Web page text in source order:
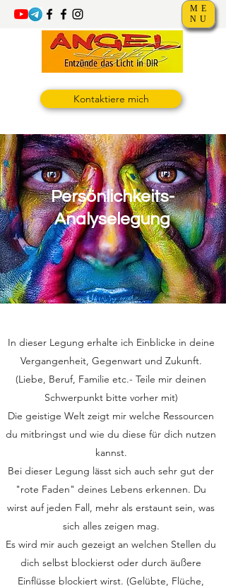
ME
NU
Kontaktiere mich
Persönlichkeits-
Analyselegung
In dieser Legung erhalte ich Einblicke in deine
Vergangenheit, Gegenwart und Zukunft.
(Liebe, Beruf, Familie etc.- Teile mir deinen
Schwerpunkt bitte vorher mit)
Die geistige Welt zeigt mir welche Ressourcen
du mitbringst und wie du diese für dich nutzen
kannst.
Bei dieser Legung lässt sich auch sehr gut der
"rote Faden" deines Lebens erkennen. Du
wirst auf jeden Fall, mehr als erstaunt sein, was
sich alles zeigen mag.
Es wird mir auch gezeigt an welchen Stellen du
dich selbst blockierst oder durch äußere
Einflüsse blockiert wirst. (Gelübte, Flüche,